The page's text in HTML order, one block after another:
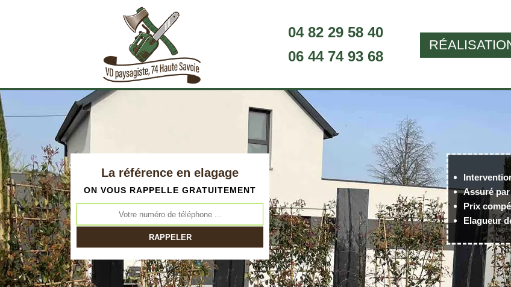
04 82 29 58 40
06 44 74 93 68
La référence en elagage
ON VOUS RAPPELLE GRATUITEMENT
Assuré par
Prix
Elagueur